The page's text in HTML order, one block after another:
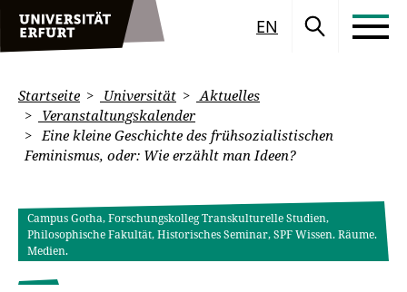
EN
Startseite Universität
Aktuelles
Veranstaltungskalender
Eine kleine Geschichte des frühsozialistischen
Feminismus, oder: Wie erzählt man Ideen?
Campus Gotha, Forschungskolleg Transkulturelle Studien,
Philosophische Fakultät, Historisches Seminar, SPF Wissen. Räume.
Medien.